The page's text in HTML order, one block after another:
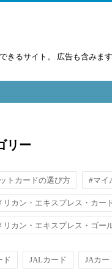
るサイト。 広告も含みます
リー
トカードの選び方 #マイ
リカン・エキスプレス・カー
リカン・エキスプレス・ゴー
ド JALカード JAカー